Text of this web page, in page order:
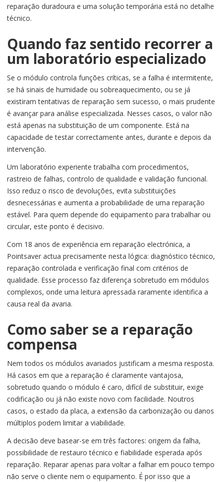
reparação duradoura e uma solução temporária está no detalhe
técnico.
Quando faz sentido recorrer a
um laboratório especializado
Se o módulo controla funções críticas, se a falha é intermitente,
se há sinais de humidade ou sobreaquecimento, ou se já
existiram tentativas de reparação sem sucesso, o mais prudente
é avançar para análise especializada. Nesses casos, o valor não
está apenas na substituição de um componente. Está na
capacidade de testar correctamente antes, durante e depois da
intervenção.
Um laboratório experiente trabalha com procedimentos,
rastreio de falhas, controlo de qualidade e validação funcional.
Isso reduz o risco de devoluções, evita substituições
desnecessárias e aumenta a probabilidade de uma reparação
estável. Para quem depende do equipamento para trabalhar ou
circular, este ponto é decisivo.
Com 18 anos de experiência em reparação electrónica, a
Pointsaver actua precisamente nesta lógica: diagnóstico técnico,
reparação controlada e verificação final com critérios de
qualidade. Esse processo faz diferença sobretudo em módulos
complexos, onde uma leitura apressada raramente identifica a
causa real da avaria.
Como saber se a reparação
compensa
Nem todos os módulos avariados justificam a mesma resposta.
Há casos em que a reparação é claramente vantajosa,
sobretudo quando o módulo é caro, difícil de substituir, exige
codificação ou já não existe novo com facilidade. Noutros
casos, o estado da placa, a extensão da carbonização ou danos
múltiplos podem limitar a viabilidade.
A decisão deve basear-se em três factores: origem da falha,
possibilidade de restauro técnico e fiabilidade esperada após
reparação. Reparar apenas para voltar a falhar em pouco tempo
não serve o cliente nem o equipamento. É por isso que a